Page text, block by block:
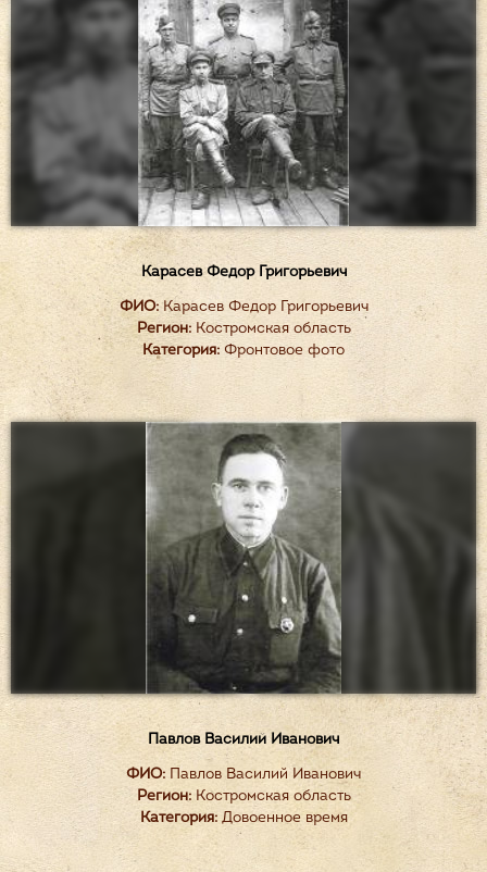
Карасев Федор Григорьевич
ФИО:Карасев Федор Григорьевич
Регион:Костромская область
Категория: Фронтовое фото
Павлов Василий Иванович
ФИО: Павлов Василий Иванович
Регион:Костромская область
Категория:Довоенное время